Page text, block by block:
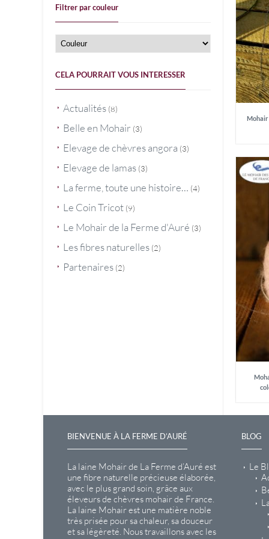
:Filtrer par couleur
CELA POURRAIT VOUS INTERESSER
Actualités (8)
Belle en Mohair (3)
Elevage de chèvres angora (3)
Elevage de lamas (3)
La ferme, toute une histoire… (4)
Le Coin Tricot (9)
Le Mohair de la Ferme d'Auré (3)
Les fibres naturelles (2)
Partenaires (2)
Mohair
BIENVENUE À LA FERME D’AURÉ
La laine Mohair de La Ferme d’Auré est
une fibre naturelle précieuse élaborée,
avec le plus grand soin, grâce aux
éleveurs de chèvres mohair de France.
La laine Mohair est une matière noble
très prisée pour sa chaleur, sa douceur
et sa légèreté. Nous travaillons avec les
BLOG
Le